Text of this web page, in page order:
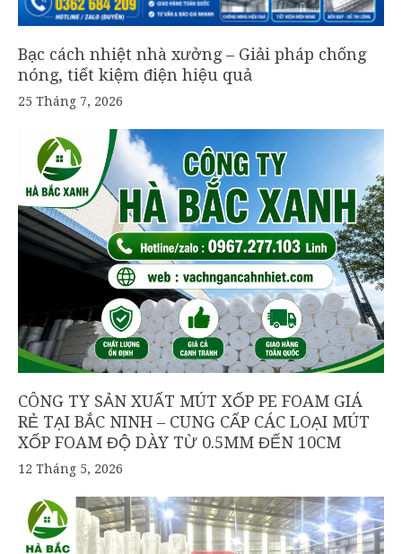
Bạc cách nhiệt nhà xưởng – Giải pháp chống
nóng, tiết kiệm điện hiệu quả
25 Tháng 7, 2026
CÔNG TY SẢN XUẤT MÚT XỐP PE FOAM GIÁ
RẺ TẠI BẮC NINH – CUNG CẤP CÁC LOẠI MÚT
XỐP FOAM ĐỘ DÀY TỪ 0.5MM ĐẾN 10CM
12 Tháng 5, 2026